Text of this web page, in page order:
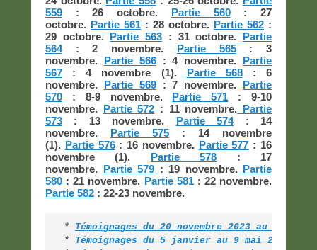
559 : 26 octobre. Partie 560: 27
octobre. Partie 561 : 28 octobre. Partie 562 :
29 octobre. Partie 563 : 31 octobre. Partie
564: 2 novembre. Partie 565: 3
novembre. Partie 566: 4 novembre. Partie
567 : 4 novembre (1). Partie 568: 6
novembre. Partie 569: 7 novembre. Partie
570 : 8-9 novembre. Partie 571 : 9-10
novembre. Partie 572 : 11 novembre. Partie
573 : 13 novembre. Partie 574: 14
novembre. Partie 575 : 14 novembre
(1). Partie 576: 16 novembre. Partie 577 : 16
novembre (1). Partie 578 : 17
novembre. Partie 579 : 19 novembre. Partie
580 : 21 novembre. Partie 581: 22 novembre.
Partie 582 : 22-23 novembre.
* Témoignages du 20 novembre 2023 au 5
* Témoignages du 5 janvier au 9 mai 2025